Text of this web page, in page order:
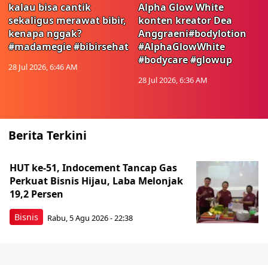
kalau bisa cantik
sekaligus merawat bibir,
kenapa nggak?
#madamegie #bibirsehat
28 Jul 2026, 6:46 AM
Alpha Glow White
konten kreator Dea
Anggraeni#bodylotion
#AlphaGlowWhite
#bodycare #glowup
28 Jul 2026, 6:36 AM
Berita Terkini
Bisnis
HUT ke-51, Indocement Tancap Gas
Perkuat Bisnis Hijau, Laba Melonjak
19,2 Persen
Rabu, 5 Agu 2026 - 22:38